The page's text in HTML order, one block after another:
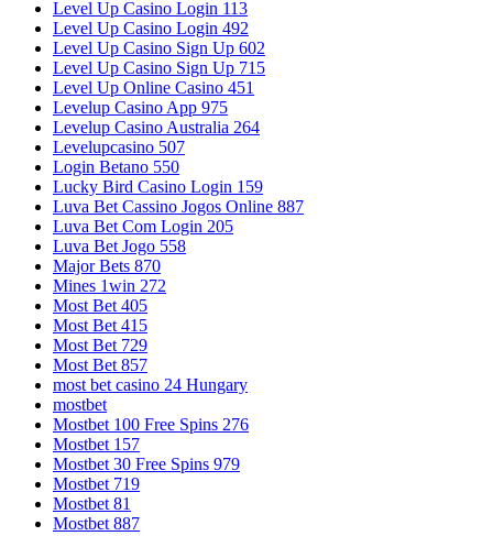
Level Up Casino Login 113
Level Up Casino Login 492
Level Up Casino Sign Up 602
Level Up Casino Sign Up 715
Level Up Online Casino 451
Levelup Casino App 975
Levelup Casino Australia 264
Levelupcasino 507
Login Betano 550
Lucky Bird Casino Login 159
Luva Bet Cassino Jogos Online 887
Luva Bet Com Login 205
Luva Bet Jogo 558
Major Bets 870
Mines 1win 272
Most Bet 405
Most Bet 415
Most Bet 729
Most Bet 857
most bet casino 24 Hungary
mostbet
Mostbet 100 Free Spins 276
Mostbet 157
Mostbet 30 Free Spins 979
Mostbet 719
Mostbet 81
Mostbet 887